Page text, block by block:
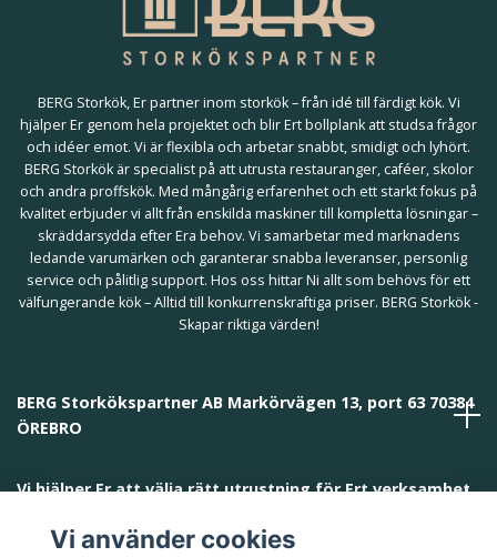
BERG Storkök, Er partner inom storkök – från idé till färdigt kök. Vi
hjälper Er genom hela projektet och blir Ert bollplank att studsa frågor
och idéer emot. Vi är flexibla och arbetar snabbt, smidigt och lyhört.
BERG Storkök är specialist på att utrusta restauranger, caféer, skolor
och andra proffskök. Med mångårig erfarenhet och ett starkt fokus på
kvalitet erbjuder vi allt från enskilda maskiner till kompletta lösningar –
skräddarsydda efter Era behov. Vi samarbetar med marknadens
ledande varumärken och garanterar snabba leveranser, personlig
service och pålitlig support. Hos oss hittar Ni allt som behövs för ett
välfungerande kök – Alltid till konkurrenskraftiga priser. BERG Storkök -
Skapar riktiga värden!
BERG Storkökspartner AB Markörvägen 13, port 63 70384
ÖREBRO
Vi hjälper Er att välja rätt utrustning för Ert verksamhet
Vi använder cookies